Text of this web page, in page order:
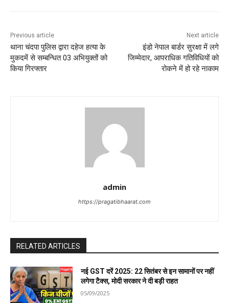
Previous article
थाना चंदपा पुलिस द्वारा दहेज हत्या के
मुकदमें से सम्बन्धित 03 अभियुक्तों को
किया गिरफ्तार
Next article
इंडो नेपाल बार्डर सुरक्षा में लगे
जिम्मेदार, आपराधिक गतिविधियों को
रोकने में हो रहे नाकाम
admin
https://pragatibhaarat.com
RELATED ARTICLES
नई GST दरें 2025: 22 सितंबर से इन सामानों पर नहीं
लगेगा टैक्स, मोदी सरकार ने दी बड़ी राहत
05/09/2025